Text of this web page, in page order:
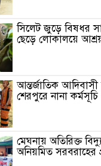
সিলেট জুড়ে বিষধর
ছেড়ে লোকালয়ে
আন্তর্জাতিক
শেরপুরে নানা কর্মসূচি
মেঘনায় অতিরিক্ত
অনিয়মিত সরবরাহের